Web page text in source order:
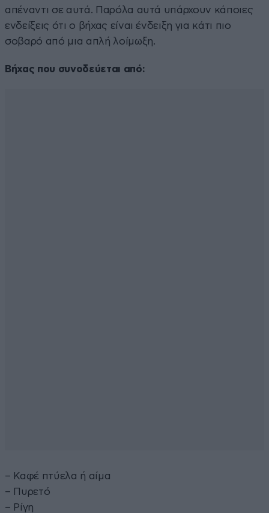
απέναντι σε αυτά. Παρόλα αυτά υπάρχουν κάποιες
ενδείξεις ότι ο βήχας είναι ένδειξη για κάτι πιο
σοβαρό από μια απλή λοίμωξη.
Βήχας που συνοδεύεται από:
– Καφέ πτύελα ή αίμα
– Πυρετό
– Ρίγη